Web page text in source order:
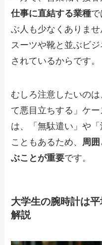
仕事に直結する業種
ぶ人も少なくありま
スーツや靴と並ぶビ
されているからです。
むしろ注意したいの
て悪目立ちする」ケ
は、「無駄遣い」や
こともあるため、 周
ぶことが重要です。
大学生の腕時計は
解説